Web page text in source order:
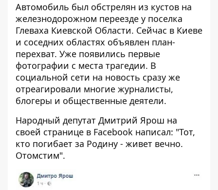
Автомобиль был обстрелян из кустов на
железнодорожном переезде у поселка
Глеваха Киевской Области. Сейчас в Киеве
и соседних областях объявлен план-
перехват. Уже появились первые
фотографии с места трагедии. В
социальной сети на новость сразу же
отреагировали многие журналисты,
блогеры и общественные деятели.
Народный депутат Дмитрий Ярош на
своей странице в Facebook написал: "Тот,
кто погибает за Родину - живет вечно.
Отомстим".